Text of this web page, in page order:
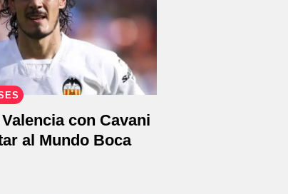
con Cavani
al Mundo Boca